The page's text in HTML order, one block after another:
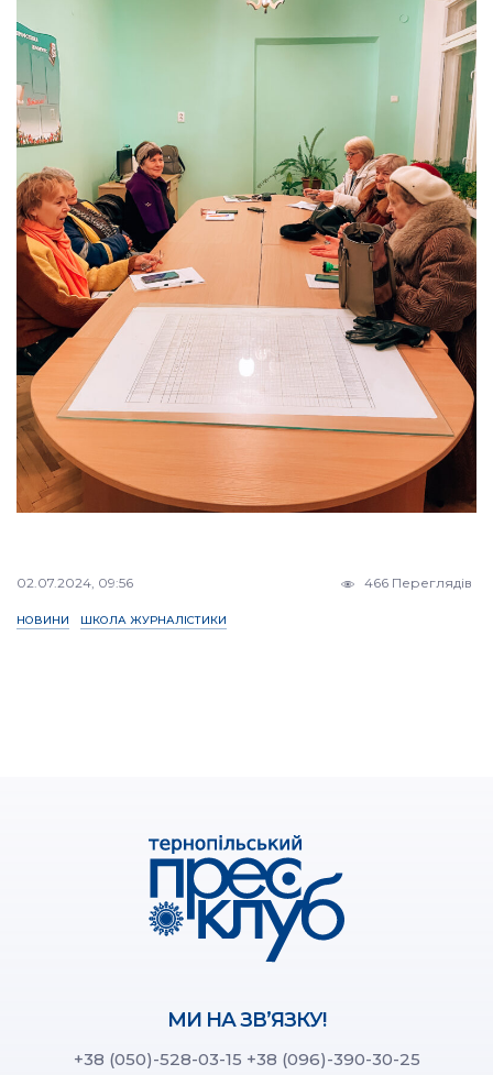
02.07.2024, 09:56 466 Переглядів
НОВИНИ ШКОЛА ЖУРНАЛІСТИКИ
МИ НА ЗВ’ЯЗКУ!
+38 (050)-528-03-15 +38 (096)-390-30-25